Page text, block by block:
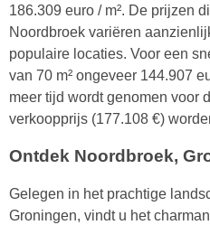
186.309 euro / m². De prijzen
Noordbroek variëren
populaire locaties. Voor een
van 70 m² ongeveer 144.907
meer tijd wordt genomen voor
verkoopprijs (177.108 €)
Ontdek Noordbroek,
Gelegen in het prachtige
Groningen, vindt u het